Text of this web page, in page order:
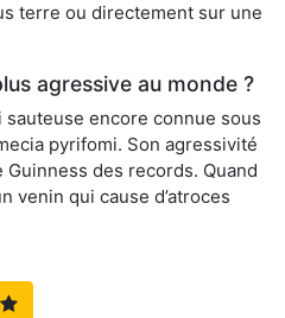
terre ou directement sur une
agressive au monde ?
sauteuse encore connue sous
pyrifomi. Son agressivité
Guinness des records. Quand
venin qui cause d’atroces